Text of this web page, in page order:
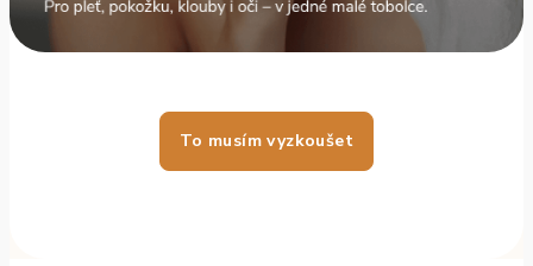
To musím vyzkoušet